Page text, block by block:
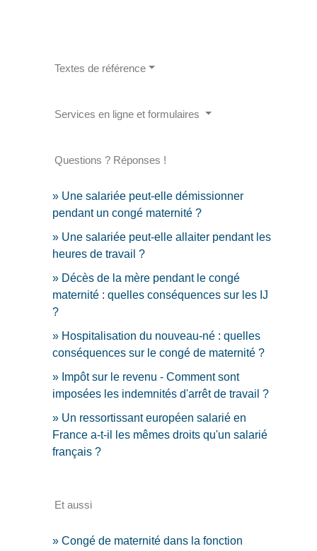
Textes de référence
Services en ligne et formulaires
Questions ? Réponses !
Une salariée peut-elle démissionner
pendant un congé maternité ?
Une salariée peut-elle allaiter pendant les
heures de travail ?
Décès de la mère pendant le congé
maternité : quelles conséquences sur les IJ
?
Hospitalisation du nouveau-né : quelles
conséquences sur le congé de maternité ?
Impôt sur le revenu - Comment sont
imposées les indemnités d'arrêt de travail ?
Un ressortissant européen salarié en
France a-t-il les mêmes droits qu'un salarié
français ?
Et aussi
Congé de maternité dans la fonction